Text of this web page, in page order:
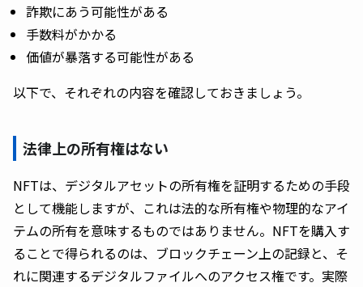
詐欺にあう可能性がある
手数料がかかる
価値が暴落する可能性がある
以下で、それぞれの内容を確認しておきましょう。
法律上の所有権はない
NFTは、デジタルアセットの所有権を証明するための手段
として機能しますが、これは法的な所有権や物理的なアイ
テムの所有を意味するものではありません。NFTを購入す
ることで得られるのは、ブロックチェーン上の記録と、そ
れに関連するデジタルファイルへのアクセス権です。実際